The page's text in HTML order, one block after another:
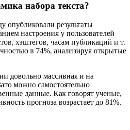
набора текста?
результаты
настроения у пользователей
хэштегов, часам публикаций и т.
в 74%, анализируя открытые
довольно массивная и на
можно самостоятельно
данные. Как говорят ученые,
прогноза возрастает до 81%.